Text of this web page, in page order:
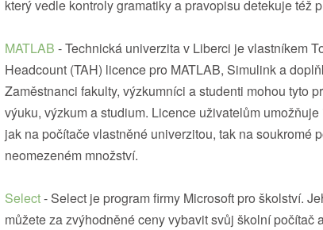
který vedle kontroly gramatiky a pravopisu detekuje též
MATLAB - Technická univerzita v Liberci je vlastníkem
Headcount (TAH) licence pro MATLAB, Simulink a
Zaměstnanci fakulty, výzkumníci a studenti mohou tyto
výuku, výzkum a studium. Licence uživatelům
jak na počítače vlastněné univerzitou, tak na soukromé
neomezeném množství.
Select- Select je program firmy Microsoft pro školství.
můžete za zvýhodněné ceny vybavit svůj školní počítač